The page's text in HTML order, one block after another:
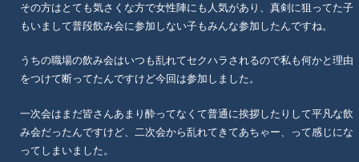
その方はとても気さくな方で女性陣にも人気があり、真剣に狙ってた子
もいまして普段飲み会に参加しない子もみんな参加したんですね。
うちの職場の飲み会はいつも乱れてセクハラされるので私も何かと理由
をつけて断ってたんですけど今回は参加しました。
一次会はまだ皆さんあまり酔ってなくて普通に挨拶したりして平凡な飲
み会だったんですけど、二次会から乱れてきてあちゃー、って感じにな
ってしまいました。